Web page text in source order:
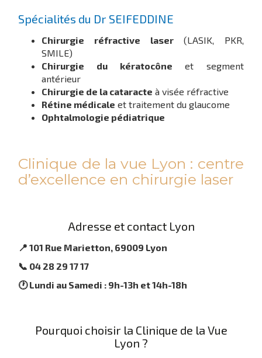
Spécialités du Dr SEIFEDDINE
Chirurgie réfractive laser(LASIK, PKR,
SMILE)
Chirurgie du kératocône et segment
antérieur
Chirurgie de la cataracte à visée réfractive
Rétine médicale et traitement du glaucome
Ophtalmologie pédiatrique
Clinique de la vue Lyon : centre
d’excellence en chirurgie laser
Adresse et contact Lyon
📍 101 Rue Marietton, 69009 Lyon
📞 04 28 29 17 17
🕐 Lundi au Samedi : 9h-13h et 14h-18h
Pourquoi choisir la Clinique de la Vue
Lyon ?